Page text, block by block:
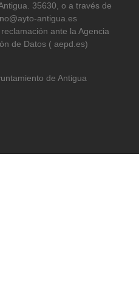
35630, o a través de
antigua.es
ante la Agencia
de Datos ( aepd.es)
de Antigua